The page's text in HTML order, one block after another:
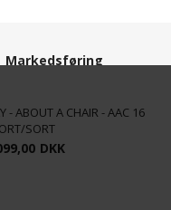
Markedsføring
- ABOUT A CHAIR - AAC 16
SORT
DKK